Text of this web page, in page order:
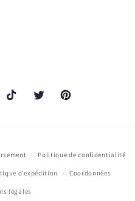
TikTok TwitterPinterest
Politique de confidentialité
d’expédition Coordonnées
légales